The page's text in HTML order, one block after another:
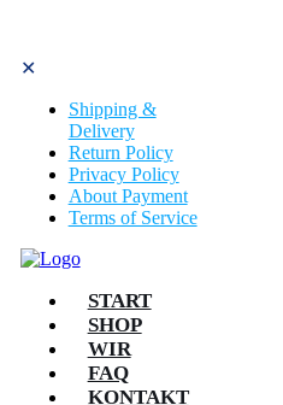
✕
Shipping &
Delivery
Return Policy
Privacy Policy
About Payment
Terms of Service
START
SHOP
WIR
FAQ
KONTAKT